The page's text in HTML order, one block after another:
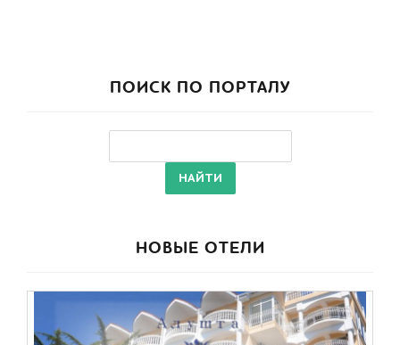
ПОИСК ПО ПОРТАЛУ
НОВЫЕ ОТЕЛИ